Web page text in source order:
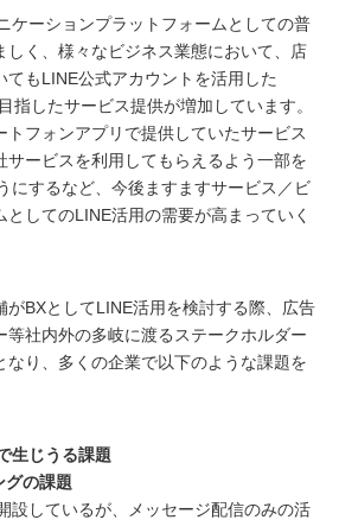
ケーションプラットフォームとしての普
しく、様々なビジネス業態において、店
てもLINE公式アカウントを活用した
指したサービス提供が増加しています。
トフォンアプリで提供していたサービス
サービスを利用してもらえるよう一部を
にするなど、今後ますますサービス／ビ
してのLINE活用の需要が高まっていく
BXとしてLINE活用を検討する際、広告
等社内外の多岐に渡るステークホルダー
なり、多くの企業で以下のような課題を
生じうる課題
グの課題
設しているが、メッセージ配信のみの活